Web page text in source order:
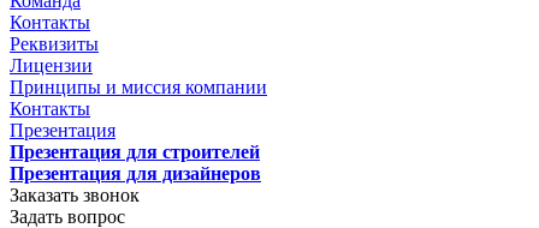
Контакты
Реквизиты
Лицензии
Принципы и миссия компании
Контакты
Презентация
Презентация для строителей
Презентация для дизайнеров
Заказать звонок
Задать вопрос